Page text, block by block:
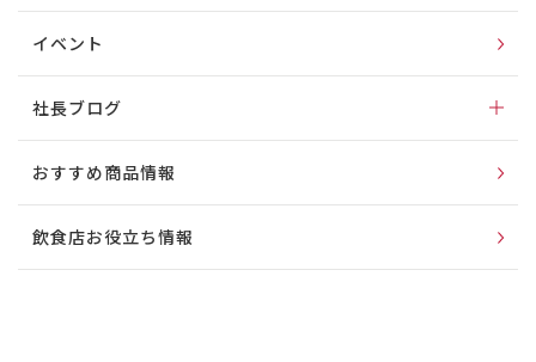
イベント
社長ブログ
リーダーの本棚
生産者見学
開店情報
他のエリアの繁盛店
おすすめ商品情報
飲食店お役立ち情報